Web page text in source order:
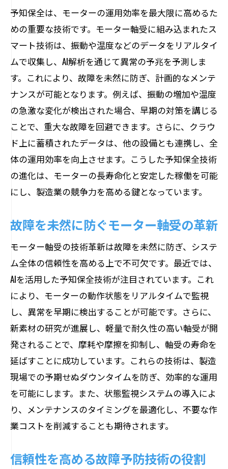
予知保全は、モーターの運用効率を最大限に高めるた
めの重要な技術です。モーター軸受に組み込まれたス
マート技術は、振動や温度などのデータをリアルタイ
ムで収集し、AI解析を通じて異常の予兆を予測しま
す。これにより、故障を未然に防ぎ、計画的なメンテ
ナンスが可能となります。例えば、振動の増加や温度
の急激な変化が検出された場合、早期の対策を講じる
ことで、重大な故障を回避できます。さらに、クラウ
ド上に蓄積されたデータは、他の設備とも連携し、全
体の運用効率を向上させます。こうした予知保全技術
の進化は、モーターの長寿命化と安定した稼働を可能
にし、製造業の競争力を高める鍵となっています。
故障を未然に防ぐモーター軸受の革新
モーター軸受の技術革新は故障を未然に防ぎ、システ
ム全体の信頼性を高める上で不可欠です。最近では、
AIを活用した予知保全技術が注目されています。これ
により、モーターの動作状態をリアルタイムで監視
し、異常を早期に検出することが可能です。さらに、
新素材の研究が進展し、軽量で耐久性の高い軸受が開
発されることで、摩耗や摩擦を抑制し、軸受の寿命を
延ばすことに成功しています。これらの技術は、製造
現場での予期せぬダウンタイムを防ぎ、効率的な運用
を可能にします。また、状態監視システムの導入によ
り、メンテナンスのタイミングを最適化し、不要な作
業コストを削減することも期待されます。
信頼性を高める故障予防技術の役割